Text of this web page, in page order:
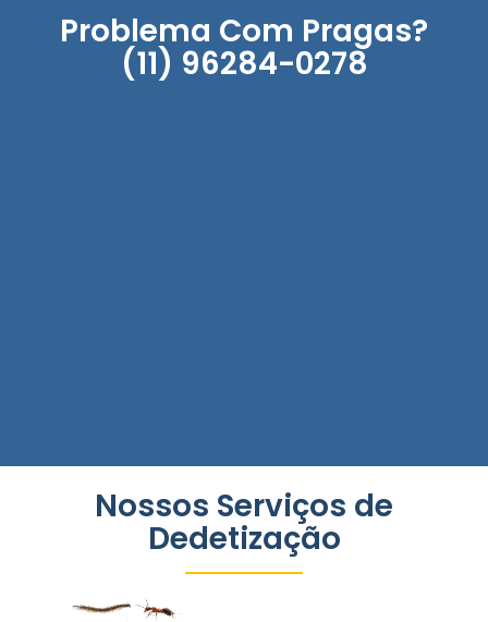
Problema Com Pragas?
(11) 96284-0278
Nossos Serviços de
Dedetização